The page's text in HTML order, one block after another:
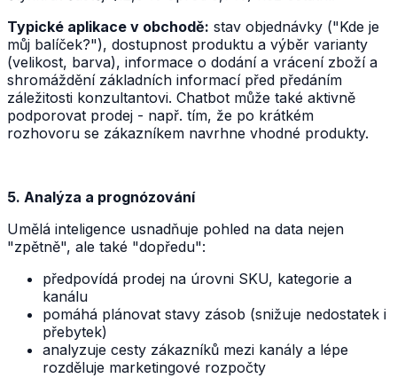
Typické aplikace v obchodě: stav objednávky ("Kde je
můj balíček?"), dostupnost produktu a výběr varianty
(velikost, barva), informace o dodání a vrácení zboží a
shromáždění základních informací před předáním
záležitosti konzultantovi. Chatbot může také aktivně
podporovat prodej - např. tím, že po krátkém
rozhovoru se zákazníkem navrhne vhodné produkty.
5. Analýza a prognózování
Umělá inteligence usnadňuje pohled na data nejen
"zpětně", ale také "dopředu":
předpovídá prodej na úrovni SKU, kategorie a
kanálu
pomáhá plánovat stavy zásob (snižuje nedostatek i
přebytek)
analyzuje cesty zákazníků mezi kanály a lépe
rozděluje marketingové rozpočty